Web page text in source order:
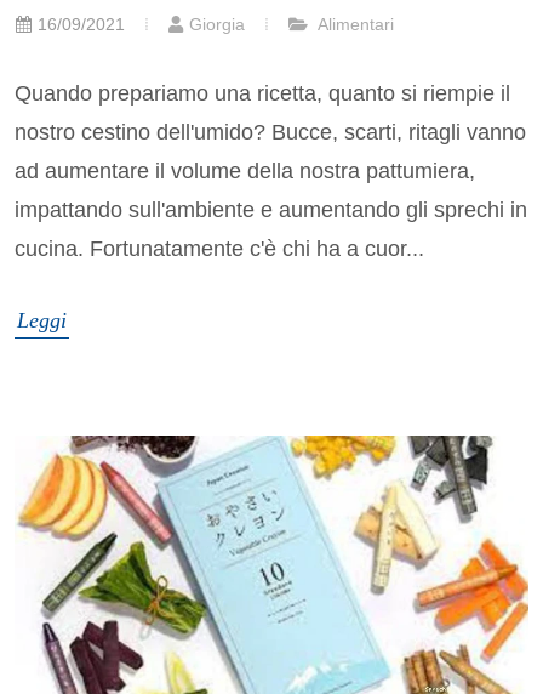
16/09/2021 Giorgia Alimentari
Quando prepariamo una ricetta, quanto si riempie il
nostro cestino dell'umido? Bucce, scarti, ritagli vanno
ad aumentare il volume della nostra pattumiera,
impattando sull'ambiente e aumentando gli sprechi in
cucina. Fortunatamente c'è chi ha a cuor...
Leggi